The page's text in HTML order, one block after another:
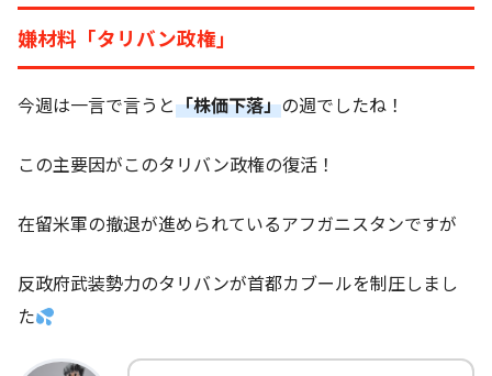
嫌材料「タリバン政権」
今週は一言で言うと「株価下落」の週でしたね！
この主要因がこのタリバン政権の復活！
在留米軍の撤退が進められているアフガニスタンですが
反政府武装勢力のタリバンが首都カブールを制圧しまし
た